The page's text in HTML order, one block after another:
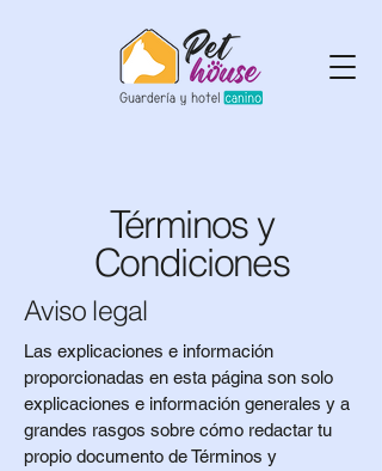
Términos y
Condiciones
Aviso legal
Las explicaciones e información
proporcionadas en esta página son solo
explicaciones e información generales y a
grandes rasgos sobre cómo redactar tu
propio documento de Términos y